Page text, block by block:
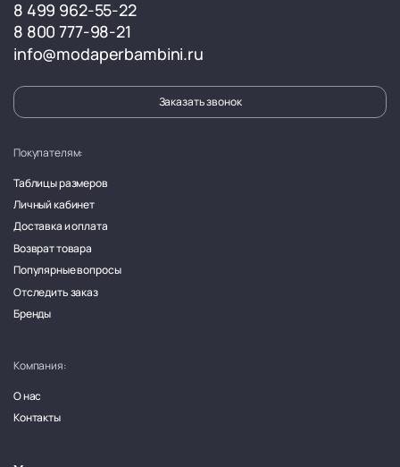
8 499 962-55-22
8 800 777-98-21
info@modaperbambini.ru
Заказать звонок
Покупателям:
Таблицы размеров
Личный кабинет
Доставка и оплата
Возврат товара
Популярные вопросы
Отследить заказ
Бренды
Компания:
О нас
Контакты